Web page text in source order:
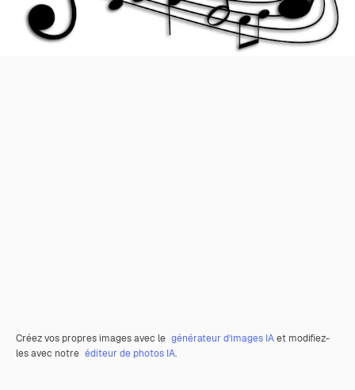
Créez vos propres images avec le générateur d’images IAet modifiez-
les avec notre éditeur de photos IA.